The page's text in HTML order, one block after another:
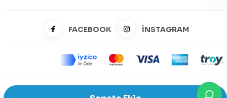
FACEBOOK İNSTAGRAM
©2026 Zeysports Tüm Hakları Saklıdır.